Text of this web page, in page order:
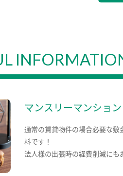
マンスリーマンション
通常の賃貸物件の場合必要な敷
料です！
法人様の出張時の経費削減にも